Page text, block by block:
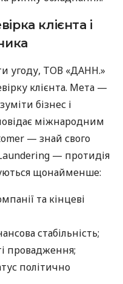
клієнта і
угоду, ТОВ «ДАНН.»
клієнта. Мета —
бізнес і
міжнародним
— знай свого
— протидія
щонайменше:
та кінцеві
стабільність;
провадження;
політично